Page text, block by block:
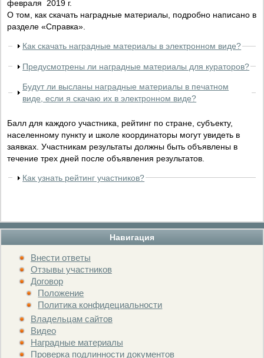
Навигация
Внести ответы
Отзывы участников
Договор
Положение
Политика конфидециальности
Владельцам сайтов
Видео
Наградные материалы
Проверка подлинности документов
февраля 2019 г.
О том, как скачать наградные материалы, подробно написано в
разделе «Справка».
Как скачать наградные материалы в электронном виде?
Предусмотрены ли наградные материалы для кураторов?
Будут ли высланы наградные материалы в печатном
виде, если я скачаю их в электронном виде?
Балл для каждого участника, рейтинг по стране, субъекту,
населенному пункту и школе координаторы могут увидеть в
заявках. Участникам результаты должны быть объявлены в
течение трех дней после объявления результатов.
Как узнать рейтинг участников?